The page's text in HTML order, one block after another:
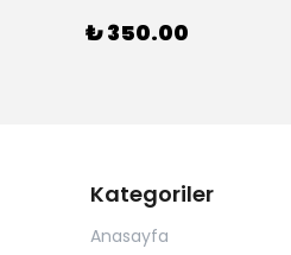
₺ 350.00
Kategoriler
Anasayfa